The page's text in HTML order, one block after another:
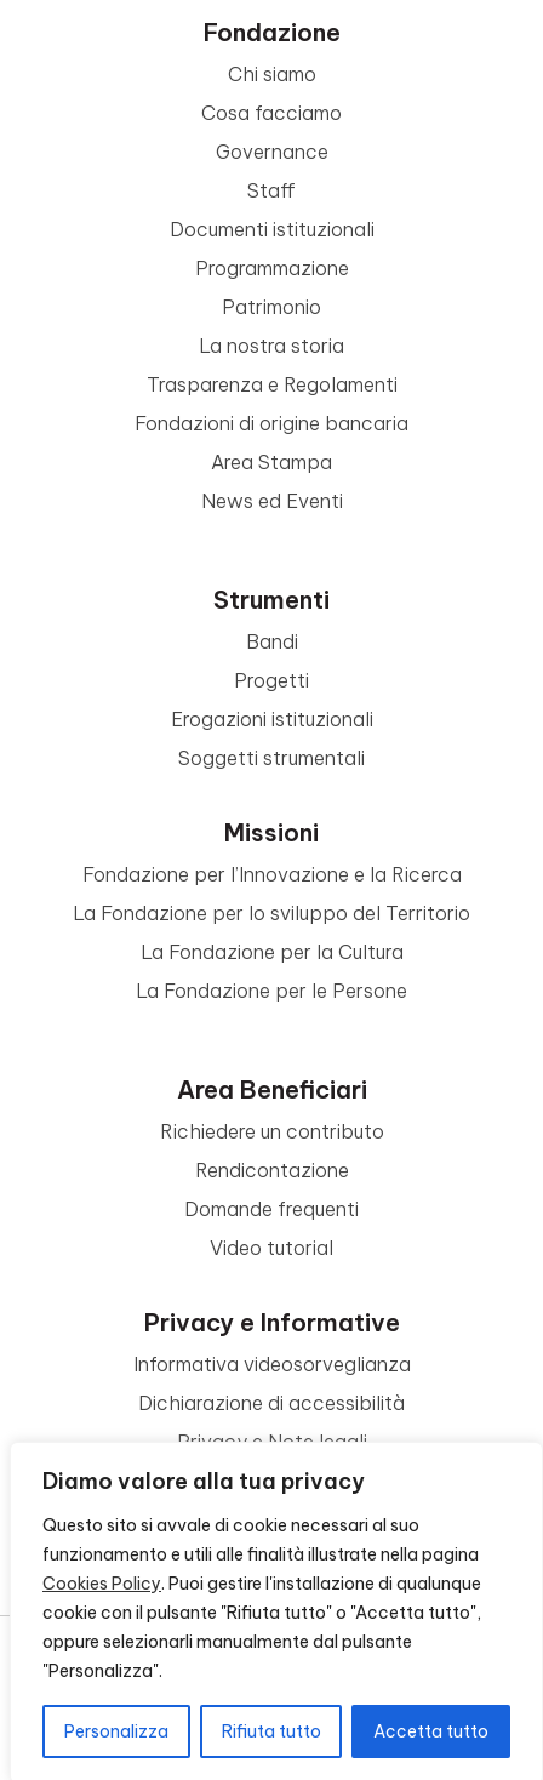
Diamo valore alla tua privacy
Questo sito si avvale di cookie necessari al suo
funzionamento e utili alle finalità illustrate nella pagina
Cookies Policy. Puoi gestire l'installazione di qualunque
cookie con il pulsante "Rifiuta tutto" o "Accetta tutto",
oppure selezionarli manualmente dal pulsante
"Personalizza".
Personalizza Rifiuta tutto Accetta tutto
Fondazione
Chi siamo
Cosa facciamo
Governance
Staff
Documenti istituzionali
Programmazione
Patrimonio
La nostra storia
Trasparenza e Regolamenti
Fondazioni di origine bancaria
Area Stampa
News ed Eventi
Strumenti
Bandi
Progetti
Erogazioni istituzionali
Soggetti strumentali
Missioni
Fondazione per l’Innovazione e la Ricerca
La Fondazione per lo sviluppo del Territorio
La Fondazione per la Cultura
La Fondazione per le Persone
Area Beneficiari
Richiedere un contributo
Rendicontazione
Domande frequenti
Video tutorial
Privacy e Informative
Informativa videosorveglianza
Dichiarazione di accessibilità
Privacy e Note legali
Termini di utilizzo
Cookie policy
Contattaci
CREDITS